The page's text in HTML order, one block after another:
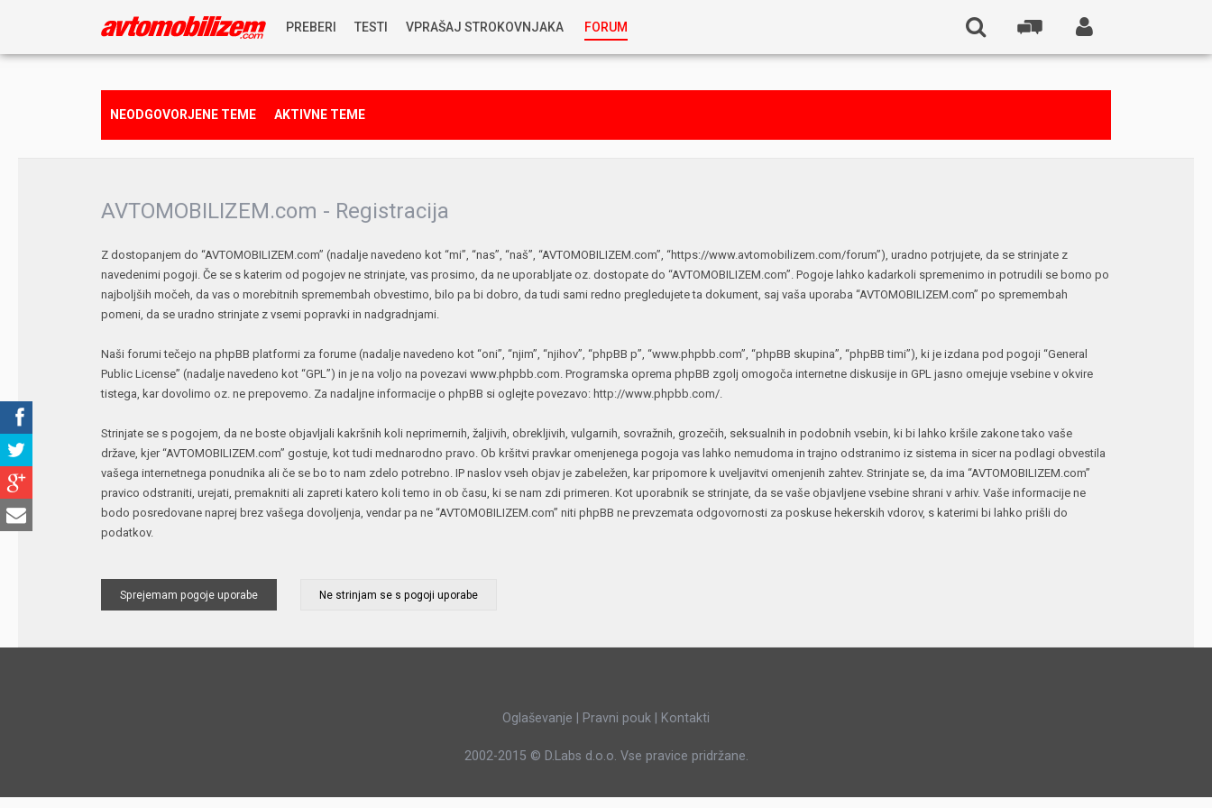
PREBERI TESTI VPRAŠAJ STROKOVNJAKA
KOSTJA PRIHODA
TOMAŽ DEMŠAR
ALEŠ ARNŠEK
PREDELAVE
ALEKS HUMAR IN FLORJAN RUS
PNEVMATIKE
HIBRIDNA TEHNIKA
TEHNIČNA VPRAŠANJA
ROK ČERNJAVSKI
AVTOPLIN
FORUM
NEODGOVORJENE TEME AKTIVNE TEME
AVTOMOBILIZEM.com - Registracija
Z dostopanjem do “AVTOMOBILIZEM.com” (nadalje navedeno kot “mi”, “nas”, “naš”, “AVTOMOBILIZEM.com”, “https://www.avtomobilizem.com/forum”), uradno potrjujete, da se strinjate z
navedenimi pogoji. Če se s katerim od pogojev ne strinjate, vas prosimo, da ne uporabljate oz. dostopate do “AVTOMOBILIZEM.com”. Pogoje lahko kadarkoli spremenimo in potrudili se bomo po
najboljših močeh, da vas o morebitnih spremembah obvestimo, bilo pa bi dobro, da tudi sami redno pregledujete ta dokument, saj vaša uporaba “AVTOMOBILIZEM.com” po spremembah
pomeni, da se uradno strinjate z vsemi popravki in nadgradnjami.
Naši forumi tečejo na phpBB platformi za forume (nadalje navedeno kot “oni”, “njim”, “njihov”, “phpBB p”, “www.phpbb.com”, “phpBB skupina”, “phpBB timi”), ki je izdana pod pogoji “General
Public License” (nadalje navedeno kot “GPL”) in je na voljo na povezavi www.phpbb.com. Programska oprema phpBB zgolj omogoča internetne diskusije in GPL jasno omejuje vsebine v okvire
tistega, kar dovolimo oz. ne prepovemo. Za nadaljne informacije o phpBB si oglejte povezavo: http://www.phpbb.com/.
Strinjate se s pogojem, da ne boste objavljali kakršnih koli neprimernih, žaljivih, obrekljivih, vulgarnih, sovražnih, grozečih, seksualnih in podobnih vsebin, ki bi lahko kršile zakone tako vaše
države, kjer “AVTOMOBILIZEM.com” gostuje, kot tudi mednarodno pravo. Ob kršitvi pravkar omenjenega pogoja vas lahko nemudoma in trajno odstranimo iz sistema in sicer na podlagi obvestila
vašega internetnega ponudnika ali če se bo to nam zdelo potrebno. IP naslov vseh objav je zabeležen, kar pripomore k uveljavitvi omenjenih zahtev. Strinjate se, da ima “AVTOMOBILIZEM.com”
pravico odstraniti, urejati, premakniti ali zapreti katero koli temo in ob času, ki se nam zdi primeren. Kot uporabnik se strinjate, da se vaše objavljene vsebine shrani v arhiv. Vaše informacije ne
bodo posredovane naprej brez vašega dovoljenja, vendar pa ne “AVTOMOBILIZEM.com” niti phpBB ne prevzemata odgovornosti za poskuse hekerskih vdorov, s katerimi bi lahko prišli do
podatkov.
Oglaševanje Pravni pouk Kontakti
2002-2015 © D.Labs d.o.o. Vse pravice pridržane.